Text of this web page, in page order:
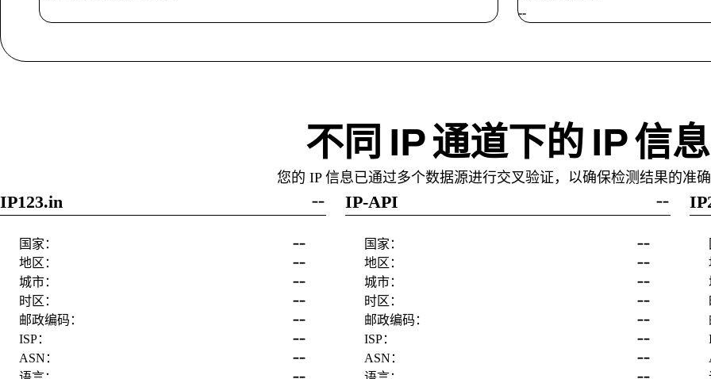
--
不同 IP 通道下的 IP 信息
您的 IP 信息已通过多个数据源进行交叉验证，以确保检测结果的准
IP123.in --
国家： --
地区： --
城市： --
时区： --
邮政编码： --
ISP： --
ASN： --
IP-API --
国家： --
地区： --
城市： --
时区： --
邮政编码： --
ISP： --
ASN： --